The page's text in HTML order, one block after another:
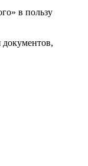
в пользу